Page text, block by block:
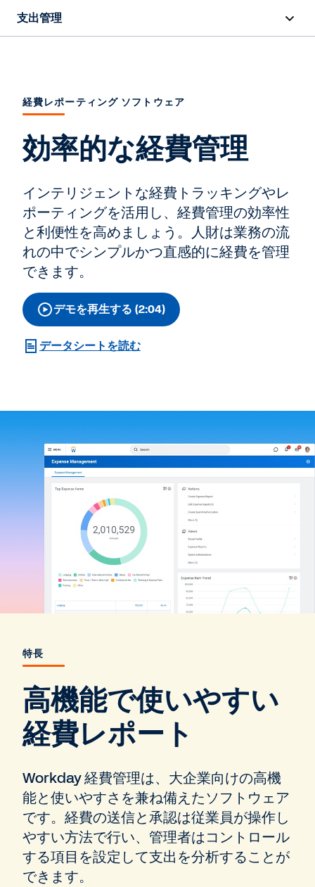
支出管理
リソース
経費レポーティング ソフトウェア
効率的な経費管理
インテリジェントな経費トラッキングやレ
ポーティングを活用し、経費管理の効率性
と利便性を高めましょう。人財は業務の流
れの中でシンプルかつ直感的に経費を管理
できます。
デモを再生する (2:04)
データシートを読む
特長
高機能で使いやすい
経費レポート
Workday 経費管理は、大企業向けの高機
能と使いやすさを兼ね備えたソフトウェア
です。経費の送信と承認は従業員が操作し
やすい方法で行い、管理者はコントロール
する項目を設定して支出を分析することが
できます。